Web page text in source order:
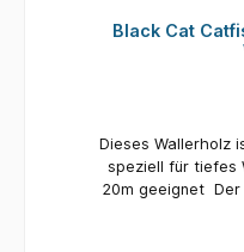
Black Cat
Dieses Wallerholz
speziell für tiefes
20m geeignet Der